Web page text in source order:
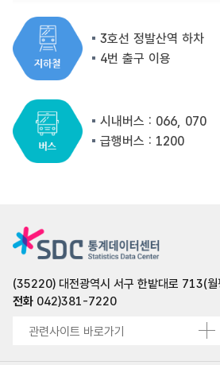
3호선 정발산역 하차
4번 출구 이용
시내버스 : 066, 070
급행버스 : 1200
(35220) 대전광역시 서구 한밭대로 713(월
전화 042)381-7220
관련사이트 바로가기